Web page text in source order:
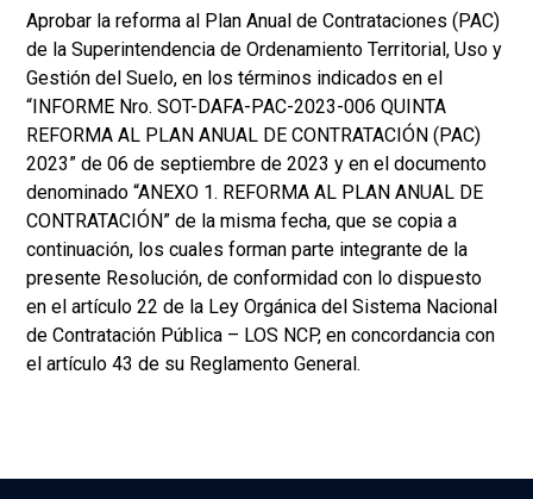
Aprobar la reforma al Plan Anual de Contrataciones (PAC)
de la Superintendencia de Ordenamiento Territorial, Uso y
Gestión del Suelo, en los términos indicados en el
“INFORME Nro. SOT-DAFA-PAC-2023-006 QUINTA
REFORMA AL PLAN ANUAL DE CONTRATACIÓN (PAC)
2023” de 06 de septiembre de 2023 y en el documento
denominado “ANEXO 1. REFORMA AL PLAN ANUAL DE
CONTRATACIÓN” de la misma fecha, que se copia a
continuación, los cuales forman parte integrante de la
presente Resolución, de conformidad con lo dispuesto
en el artículo 22 de la Ley Orgánica del Sistema Nacional
de Contratación Pública – LOS NCP, en concordancia con
el artículo 43 de su Reglamento General.